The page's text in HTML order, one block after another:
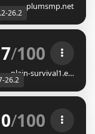
plumsmp.net
26.2
]-------- ---
1.7 - 26.2 ✦
7/100
plain-survival1.e…
26.2
0/100